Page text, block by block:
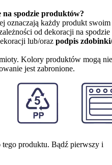
na spodzie produktów?
oznaczają każdy produkt swoim
od dekoracji na
lub/oraz podpis
Kolory produktów mogą
jest zabronione.
tego produktu. Bądź pierwszy i